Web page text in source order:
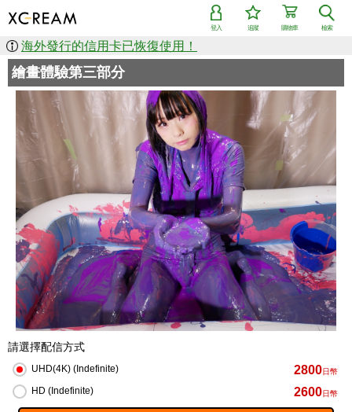
檢索
購物車
追蹤
登入
海外發行的信用卡已恢復使用！
繪畫體驗第三部分
請選擇配信方式
UHD(4K) (Indefinite) 2800日幣
HD (Indefinite) 2600日幣